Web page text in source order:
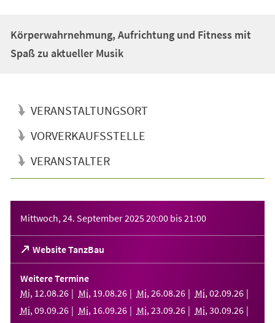
Körperwahrnehmung, Aufrichtung und Fitness mit
Spaß zu aktueller Musik
VERANSTALTUNGSORT
VORVERKAUFSSTELLE
VERANSTALTER
Mittwoch, 24. September 202520:00 bis21:00
Website TanzBau
(Öffnet
in
einem
neuen
Tab)
Weitere Termine
Mi, 12.08.26 Mi, 19.08.26 Mi, 26.08.26 Mi, 02.09.26
Mi, 09.09.26 Mi, 16.09.26 Mi, 23.09.26 Mi, 30.09.26